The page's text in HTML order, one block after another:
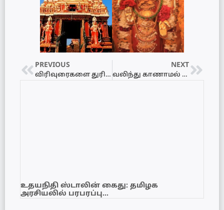
PREVIOUS
விரிவுரைகளை துரிதப்படுததுங்கள் – இராமநாதன் கட்புலக் கலைகள் பீட மாணவர்கள் போராட்டம்
NEXT
வலிந்து காணாமல் ஆக்கப்பட்டோரின் உறவுகளது நீதி கோரிய போராட்டம் ஆரம்பமானது – தேரரும் பங்கெடுப்பு!
உதயநிதி ஸ்டாலின் கைது: தமிழக
அரசியலில் பரபரப்பு…